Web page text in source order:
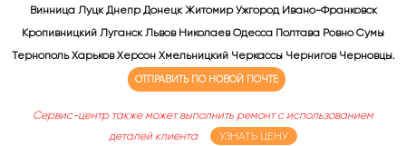
Винница Луцк Днепр Донецк Житомир Ужгород Ивано-Франковск
Кропивницкий Луганск Львов Николаев Одесса Полтава Ровно Сумы
Тернополь Харьков Херсон Хмельницкий Черкассы Чернигов Черновцы.
ОТПРАВИТЬ ПО НОВОЙ ПОЧТЕ
Сервис-центр также может выполнить ремонт с использованием
деталей клиента
УЗНАТЬ ЦЕНУ